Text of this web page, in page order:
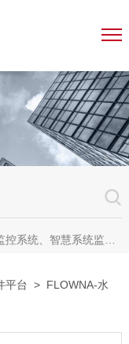
测系统、园区安全生产与消防安全一体化系统
平台 > FLOWNA-水